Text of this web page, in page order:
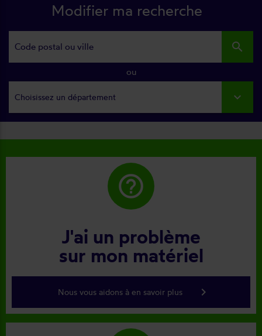
Modifier ma recherche
search
ou
Choisissez un département
help_outline
J'ai un problème
sur mon matériel
Nous vous aidons à en savoir plus keyboard_arrow_right